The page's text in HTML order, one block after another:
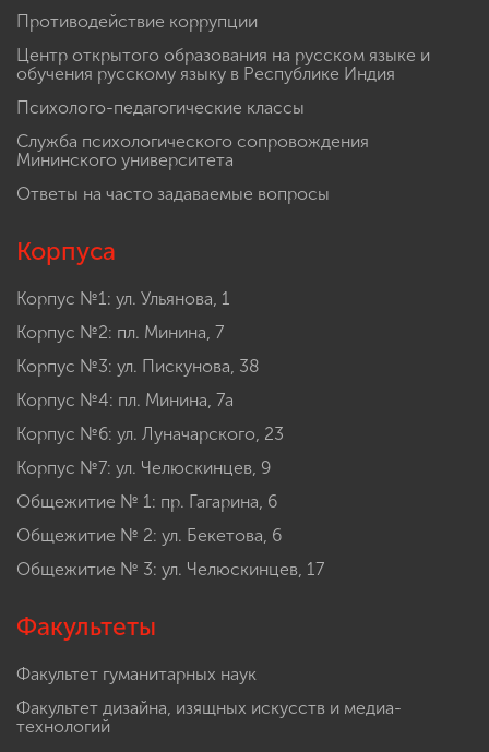
Противодействие коррупции
Центр открытого образования на русском языке и
обучения русскому языку в Республике Индия
Психолого-педагогические классы
Служба психологического сопровождения
Мининского университета
Ответы на часто задаваемые вопросы
Корпуса
Корпус №1: ул. Ульянова, 1
Корпус №2: пл. Минина, 7
Корпус №3: ул. Пискунова, 38
Корпус №4: пл. Минина, 7а
Корпус №6: ул. Луначарского, 23
Корпус №7: ул. Челюскинцев, 9
Общежитие № 1: пр. Гагарина, 6
Общежитие № 2: ул. Бекетова, 6
Общежитие № 3: ул. Челюскинцев, 17
Факультеты
Факультет гуманитарных наук
Факультет дизайна, изящных искусств и медиа-
технологий